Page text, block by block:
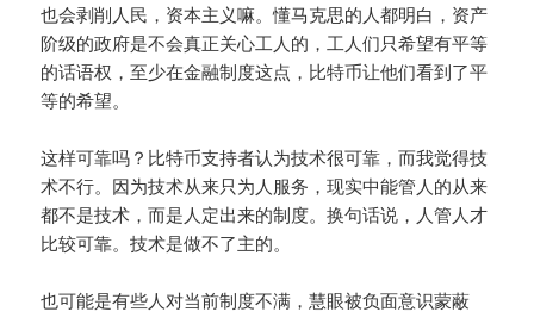
也会剥削人民，资本主义嘛。懂马克思的人都明白，资产
阶级的政府是不会真正关心工人的，工人们只希望有平等
的话语权，至少在金融制度这点，比特币让他们看到了平
等的希望。
这样可靠吗？比特币支持者认为技术很可靠，而我觉得技
术不行。因为技术从来只为人服务，现实中能管人的从来
都不是技术，而是人定出来的制度。换句话说，人管人才
比较可靠。技术是做不了主的。
也可能是有些人对当前制度不满，慧眼被负面意识蒙蔽